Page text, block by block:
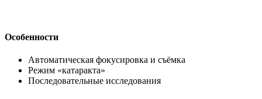
Особенности
Автоматическая фокусировка и съёмка
Режим «катаракта»
Последовательные исследования